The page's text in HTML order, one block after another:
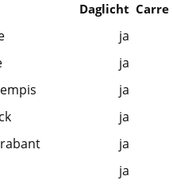
Daglicht Carre
ja
ja
ja
ja
ja
ja